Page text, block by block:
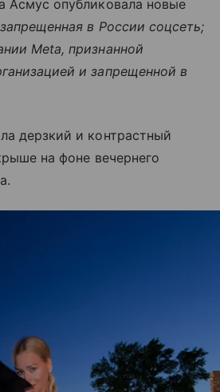
Асмус опубликовала новые
запрещенная в России соцсеть;
Meta, признанной
и запрещенной в
дерзкий и контрастный
на фоне вечернего